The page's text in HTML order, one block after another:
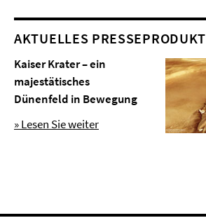
AKTUELLES PRESSEPRODUKT
Kaiser Krater – ein
majestätisches
Dünenfeld in Bewegung
» Lesen Sie weiter